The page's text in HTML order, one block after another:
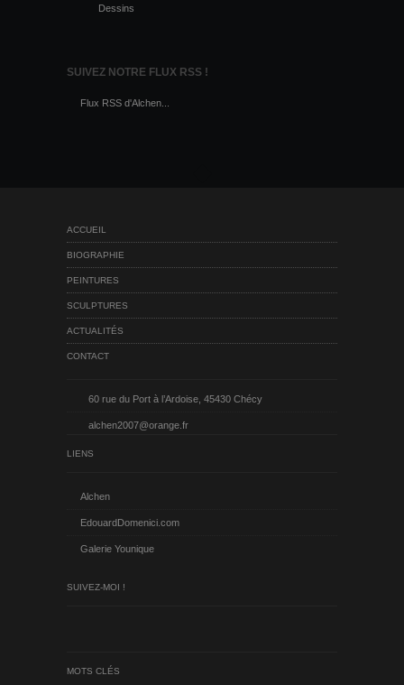
Dessins
SUIVEZ NOTRE FLUX RSS !
Flux RSS d'Alchen...
ACCUEIL
BIOGRAPHIE
PEINTURES
SCULPTURES
ACTUALITÉS
CONTACT
60 rue du Port à l’Ardoise, 45430 Chécy
alchen2007@orange.fr
LIENS
Alchen
EdouardDomenici.com
Galerie Younique
SUIVEZ-MOI !
MOTS CLÉS